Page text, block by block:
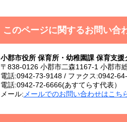
このページに関するお問い合
小郡市役所 保育所・幼稚園課 保育支援
〒838-0126 小郡市二森1167-1 小郡市
電話:0942-73-9148 / ファクス:0942-
電話:0942-72-6666(あすてらす代表）
メール:メールでのお問い合わせはこち